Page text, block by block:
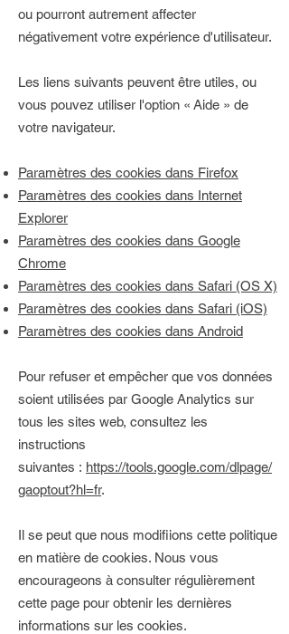
ou pourront autrement affecter
négativement votre expérience d'utilisateur.
Les liens suivants peuvent être utiles, ou
vous pouvez utiliser l'option « Aide » de
votre navigateur.
Paramètres des cookies dans Firefox
Paramètres des cookies dans Internet
Explorer
Paramètres des cookies dans Google
Chrome
Paramètres des cookies dans Safari (OS X)
Paramètres des cookies dans Safari (iOS)
Paramètres des cookies dans Android
Pour refuser et empêcher que vos données
soient utilisées par Google Analytics sur
tous les sites web, consultez les
instructions
suivantes : https://tools.google.com/dlpage/
gaoptout?hl=fr.
Il se peut que nous modifiions cette politique
en matière de cookies. Nous vous
encourageons à consulter régulièrement
cette page pour obtenir les dernières
informations sur les cookies.